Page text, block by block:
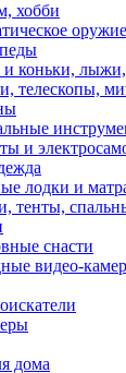
хобби
оружие
коньки,
телескопы,
и
лодки и
тенты,
снасти
видео-